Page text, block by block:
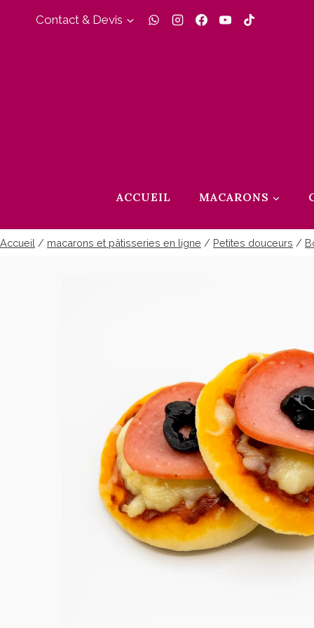
Contact & Devis
ACCUEIL MACARONS
Accueil / macarons et pâtisseries en ligne / Petites douceurs /